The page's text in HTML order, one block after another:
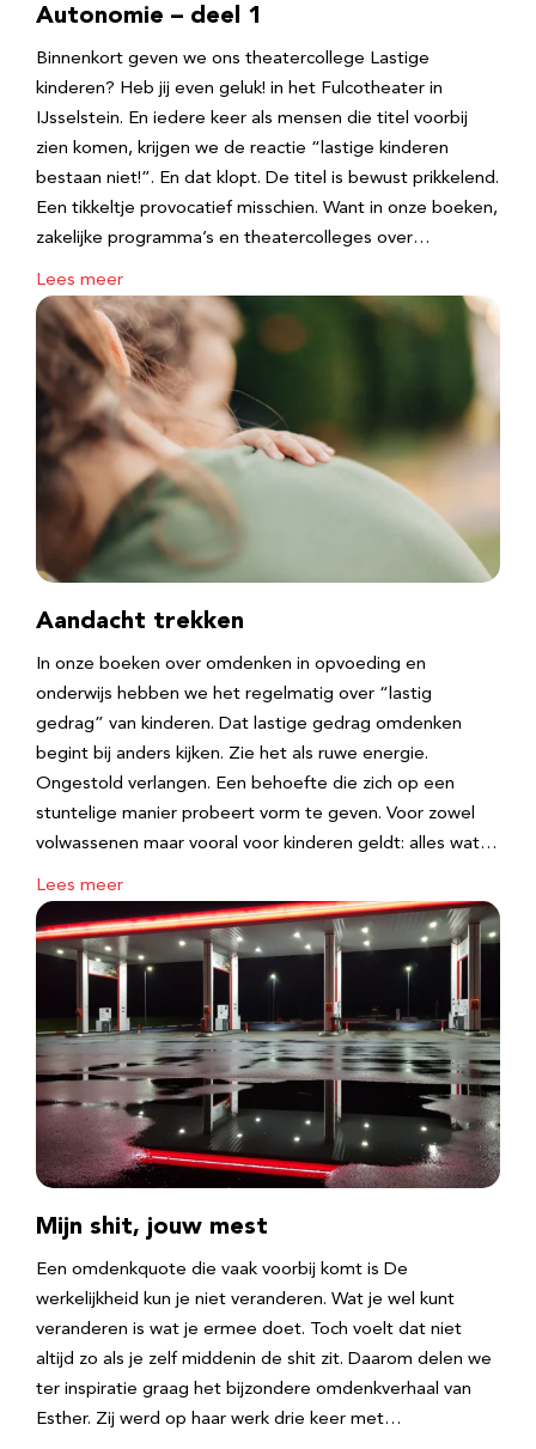
Autonomie – deel 1
Binnenkort geven we ons theatercollege Lastige
kinderen? Heb jij even geluk! in het Fulcotheater in
IJsselstein. En iedere keer als mensen die titel voorbij
zien komen, krijgen we de reactie “lastige kinderen
bestaan niet!”. En dat klopt. De titel is bewust prikkelend.
Een tikkeltje provocatief misschien. Want in onze boeken,
zakelijke programma’s en theatercolleges over…
Lees meer
Aandacht trekken
In onze boeken over omdenken in opvoeding en
onderwijs hebben we het regelmatig over “lastig
gedrag” van kinderen. Dat lastige gedrag omdenken
begint bij anders kijken. Zie het als ruwe energie.
Ongestold verlangen. Een behoefte die zich op een
stuntelige manier probeert vorm te geven. Voor zowel
volwassenen maar vooral voor kinderen geldt: alles wat…
Lees meer
Mijn shit, jouw mest
Een omdenkquote die vaak voorbij komt is De
werkelijkheid kun je niet veranderen. Wat je wel kunt
veranderen is wat je ermee doet. Toch voelt dat niet
altijd zo als je zelf middenin de shit zit. Daarom delen we
ter inspiratie graag het bijzondere omdenkverhaal van
Esther. Zij werd op haar werk drie keer met…